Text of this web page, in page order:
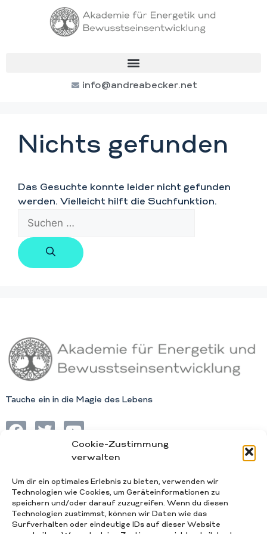
Cookie-Zustimmung
verwalten
Um dir ein optimales Erlebnis zu bieten, verwenden wir
Technologien wie Cookies, um Geräteinformationen zu
speichern und/oder darauf zuzugreifen. Wenn du diesen
Technologien zustimmst, können wir Daten wie das
Surfverhalten oder eindeutige IDs auf dieser Website
info@andreabecker.net
Nichts gefunden
Das Gesuchte konnte leider nicht gefunden
werden. Vielleicht hilft die Suchfunktion.
Tauche ein in die Magie des Lebens
Impressum
AGB
Datenschutz